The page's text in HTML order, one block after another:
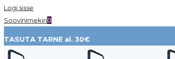
Logi sisse
Soovinimekiri0
TASUTA TARNE al. 30€